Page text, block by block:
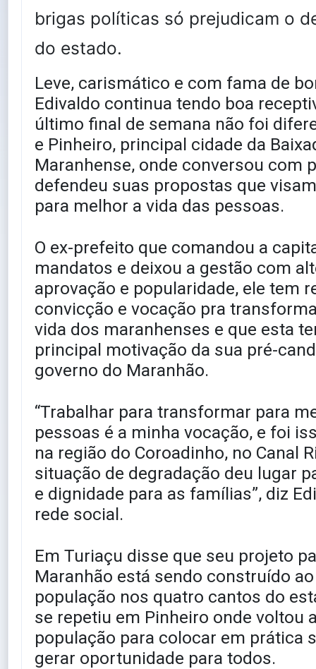
brigas políticas só prejudicam o
do estado.
Leve, carismático e com fama de
Edivaldo continua tendo boa
último final de semana não foi
e Pinheiro, principal cidade da
Maranhense, onde conversou com
defendeu suas propostas que
para melhor a vida das pessoas.
O ex-prefeito que comandou a
mandatos e deixou a gestão com
aprovação e popularidade, ele tem
convicção e vocação pra
vida dos maranhenses e que esta
principal motivação da sua pré-
governo do Maranhão.
“Trabalhar para transformar para
pessoas é a minha vocação, e foi
na região do Coroadinho, no Canal
situação de degradação deu lugar
e dignidade para as famílias”, diz
rede social.
Em Turiaçu disse que seu projeto
Maranhão está sendo construído
população nos quatro cantos do
se repetiu em Pinheiro onde voltou
população para colocar em prática
gerar oportunidade para todos.